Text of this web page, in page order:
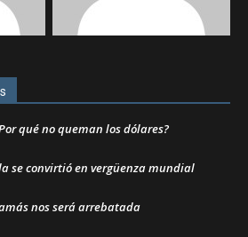
qué no queman los dólares?
se convirtió en vergüenza mundial
nos será arrebatada